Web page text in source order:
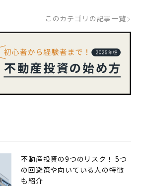
このカテゴリの記事一覧
不動産投資の9つのリスク！ 5つ
の回避策や向いている人の特徴
も紹介